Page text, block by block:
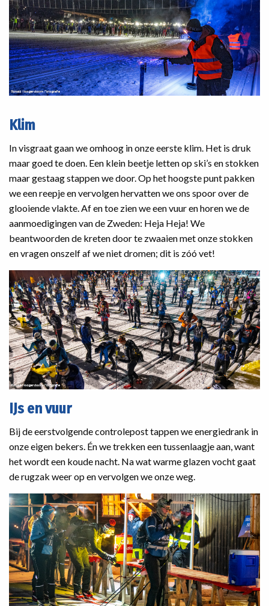
Klim
In visgraat gaan we omhoog in onze eerste klim. Het is druk
maar goed te doen. Een klein beetje letten op ski’s en stokken
maar gestaag stappen we door. Op het hoogste punt pakken
we een reepje en vervolgen hervatten we ons spoor over de
glooiende vlakte. Af en toe zien we een vuur en horen we de
aanmoedigingen van de Zweden: Heja Heja! We
beantwoorden de kreten door te zwaaien met onze stokken
en vragen onszelf af we niet dromen; dit is zóó vet!
IJs en vuur
Bij de eerstvolgende controlepost tappen we energiedrank in
onze eigen bekers. Én we trekken een tussenlaagje aan, want
het wordt een koude nacht. Na wat warme glazen vocht gaat
de rugzak weer op en vervolgen we onze weg.